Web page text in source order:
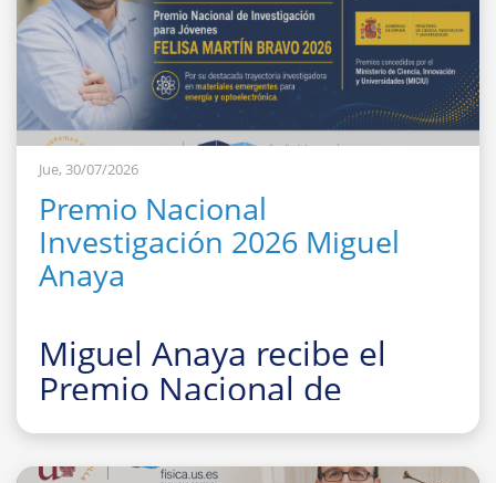
Jue, 30/07/2026
Premio Nacional
Investigación 2026 Miguel
Anaya
Miguel Anaya recibe el
Premio Nacional de
Investigación para Jóvenes
Felisa Martín Bravo 2026